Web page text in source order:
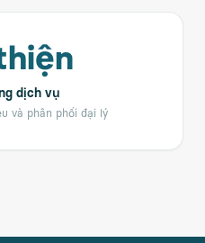
dịch vụ
và phân phối đại lý